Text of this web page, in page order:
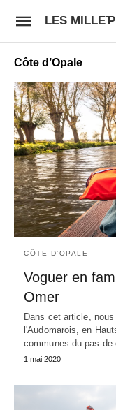
Côte d’Opale
CÔTE D'OPALE
Voguer en
Omer
Dans cet article,
l'Audomarois, en
communes du pas-
1 mai 2020